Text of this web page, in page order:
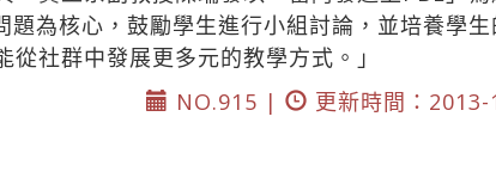
為核心，鼓勵學生進行小組討論，並培養學
社群中發展更多元的教學方式。」
NO.915 |
更新時間：